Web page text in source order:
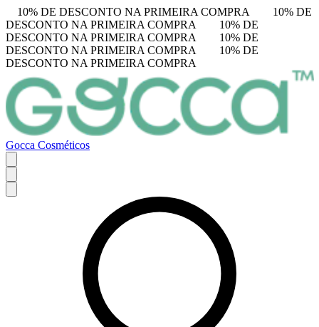
10% DE DESCONTO NA PRIMEIRA COMPRA
10% DE
DESCONTO NA PRIMEIRA COMPRA
10% DE
DESCONTO NA PRIMEIRA COMPRA
10% DE
DESCONTO NA PRIMEIRA COMPRA
10% DE
DESCONTO NA PRIMEIRA COMPRA
Gocca Cosméticos